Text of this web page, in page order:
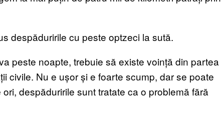
despăduririle cu peste optzeci la sută.
peste noapte, trebuie să existe voință din partea
civile. Nu e ușor și e foarte scump, dar se poate
despăduririle sunt tratate ca o problemă fără